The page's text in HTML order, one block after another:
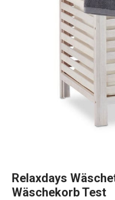
Relaxdays
Wäschekorb Test